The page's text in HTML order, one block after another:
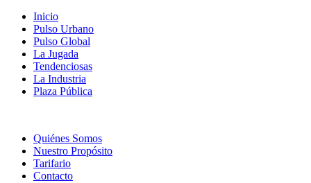
Inicio
Pulso Urbano
Pulso Global
La Jugada
Tendenciosas
La Industria
Plaza Pública
Quiénes Somos
Nuestro Propósito
Tarifario
Contacto